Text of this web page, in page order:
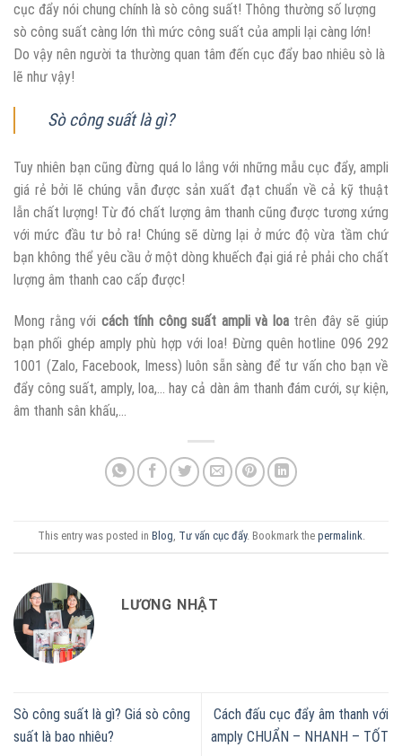
cục đẩy nói chung chính là sò công suất! Thông thường số lượng
sò công suất càng lớn thì mức công suất của ampli lại càng lớn!
Do vậy nên người ta thường quan tâm đến cục đẩy bao nhiêu sò là
lẽ như vậy!
Sò công suất là gì?
Tuy nhiên bạn cũng đừng quá lo lắng với những mẫu cục đẩy, ampli
giá rẻ bởi lẽ chúng vẫn được sản xuất đạt chuẩn về cả kỹ thuật
lẫn chất lượng! Từ đó chất lượng âm thanh cũng được tương xứng
với mức đầu tư bỏ ra! Chúng sẽ dừng lại ở mức độ vừa tầm chứ
bạn không thể yêu cầu ở một dòng khuếch đại giá rẻ phải cho chất
lượng âm thanh cao cấp được!
Mong rằng với cách tính công suất ampli và loatrên đây sẽ giúp
bạn phối ghép amply phù hợp với loa! Đừng quên hotline 096 292
1001 (Zalo, Facebook, Imess) luôn sẵn sàng để tư vấn cho bạn về
đẩy công suất, amply, loa,… hay cả dàn âm thanh đám cưới, sự kiện,
âm thanh sân khấu,…
This entry was posted in Blog, Tư vấn cục đẩy. Bookmark the permalink.
LƯƠNG NHẬT
Sò công suất là gì? Giá sò công
suất là bao nhiêu?
Cách đấu cục đẩy âm thanh với
amply CHUẨN – NHANH – TỐT